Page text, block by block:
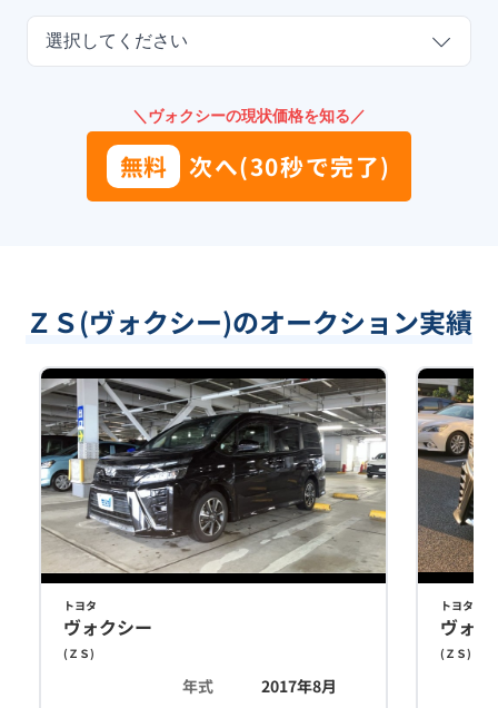
選択してください
＼ヴォクシーの現状価格を知る／
無料 次へ(30秒で完了)
ＺＳ(ヴォクシー)のオークション実績
トヨタ
ヴォクシー
( ＺＳ)
年式
2017年8月
トヨタ
ヴォ
( ＺＳ)